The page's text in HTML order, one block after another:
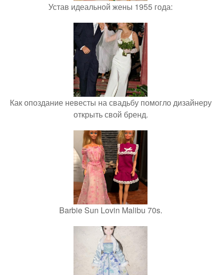
Устав идеальной жены 1955 года:
Как опоздание невесты на свадьбу помогло дизайнеру
открыть свой бренд.
Barbie Sun Lovin Malibu 70s.